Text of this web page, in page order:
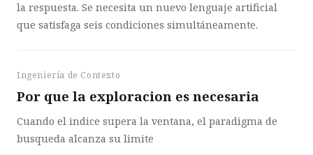
la respuesta. Se necesita un nuevo lenguaje artificial
que satisfaga seis condiciones simultáneamente.
Ingeniería de Contexto
Por que la exploracion es necesaria
Cuando el indice supera la ventana, el paradigma de
busqueda alcanza su limite